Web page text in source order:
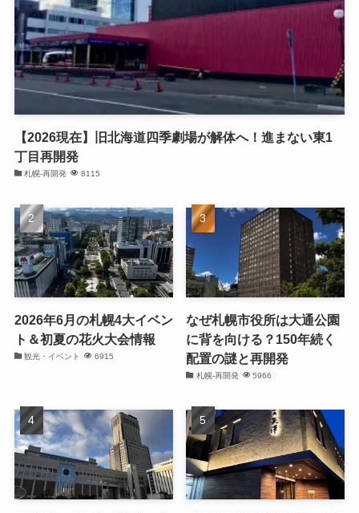
【2026現在】旧北海道四季劇場が解体へ！進まない東1
丁目再開発
札幌-再開発 8115
2026年6月の札幌4大イベン
ト＆初夏の花火大会情報
観光・イベント 6915
なぜ札幌市役所は大通公園
に背を向ける？150年続く
配置の謎と再開発
札幌-再開発 5966